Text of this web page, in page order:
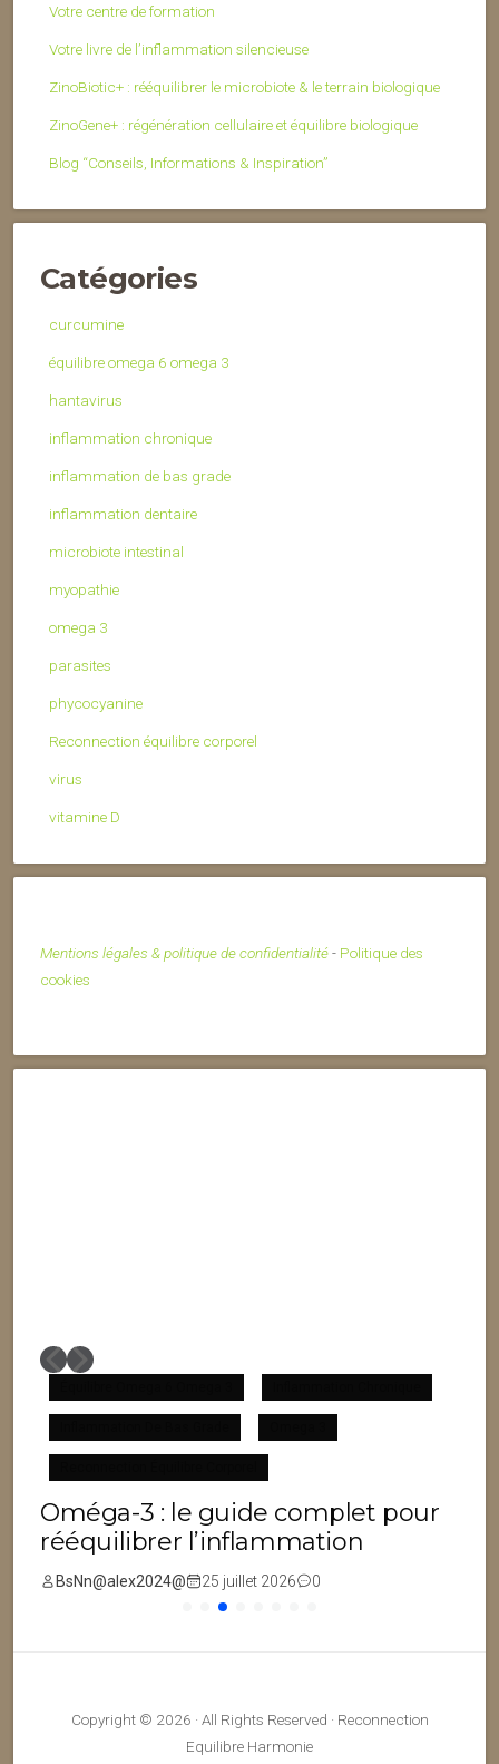
Votre centre de formation
Votre livre de l’inflammation silencieuse
ZinoBiotic+ : rééquilibrer le microbiote & le terrain biologique
ZinoGene+ : régénération cellulaire et équilibre biologique
Blog “Conseils, Informations & Inspiration”
Catégories
curcumine
équilibre omega 6 omega 3
hantavirus
inflammation chronique
inflammation de bas grade
inflammation dentaire
microbiote intestinal
myopathie
omega 3
parasites
phycocyanine
Reconnection équilibre corporel
virus
vitamine D
Mentions légales & politique de confidentialité- Politique des
cookies
Oméga-3 : le guide complet pour
rééquilibrer l’inflammation
BsNn@alex2024@ 25 juillet 2026 0
Copyright © 2026 · All Rights Reserved · Reconnection
Equilibre Harmonie